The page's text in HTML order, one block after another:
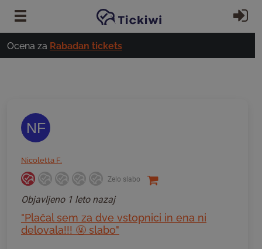
Preskoči na glavno vsebino
Ocena za Rabadan tickets
NF
Nicoletta F.
Zelo slabo
Objavljeno 1 leto nazaj
"Plačal sem za dve vstopnici in ena ni
delovala!!! 🤬 slabo"